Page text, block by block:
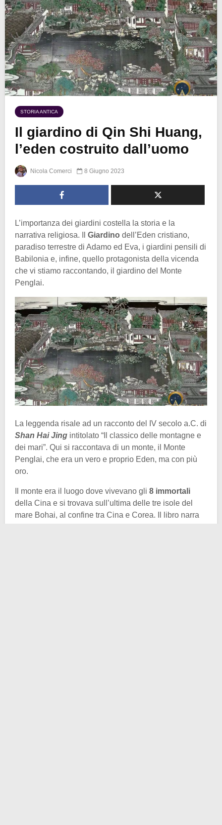
STORIA ANTICA
Il giardino di Qin Shi Huang,
l’eden costruito dall’uomo
Nicola Comerci 8 Giugno 2023
L’importanza dei giardini costella la storia e la
narrativa religiosa. Il Giardino dell’Eden cristiano,
paradiso terrestre di Adamo ed Eva, i giardini pensili di
Babilonia e, infine, quello protagonista della vicenda
che vi stiamo raccontando, il giardino del Monte
Penglai.
La leggenda risale ad un racconto del IV secolo a.C. di
Shan Hai Jing intitolato “Il classico delle montagne e
dei mari”. Qui si raccontava di un monte, il Monte
Penglai, che era un vero e proprio Eden, ma con più
oro.
Il monte era il luogo dove vivevano gli 8 immortali
della Cina e si trovava sull’ultima delle tre isole del
mare Bohai, al confine tra Cina e Corea. Il libro narra